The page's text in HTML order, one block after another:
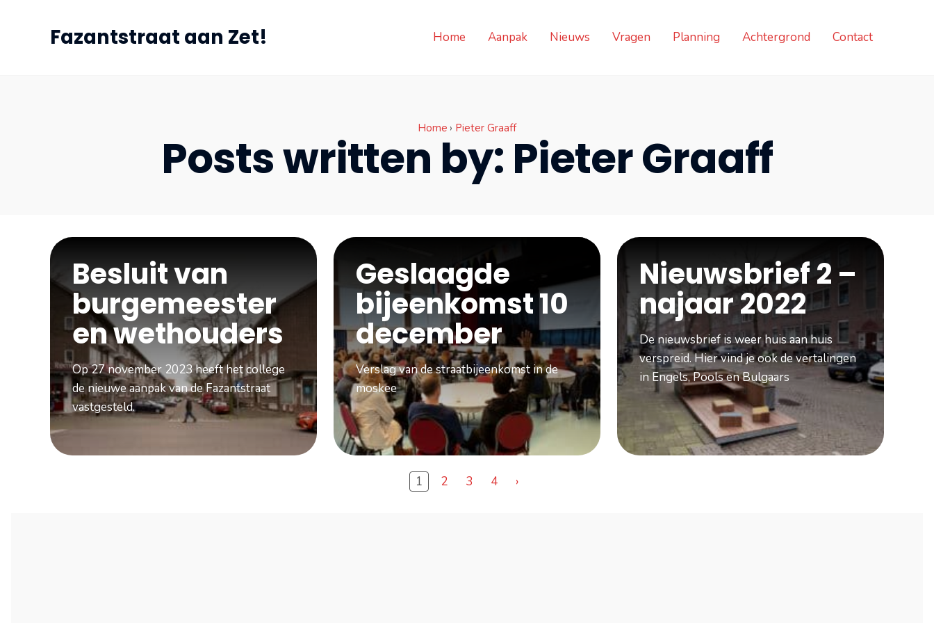
Fazantstraat aan Zet! Home Aanpak Nieuws Vragen Planning Achtergrond Contact
Home › Pieter Graaff
Posts written by: Pieter Graaff
Besluit van
burgemeester
en wethouders
Op 27 november 2023 heeft het college
de nieuwe aanpak van de Fazantstraat
vastgesteld.
Geslaagde
bijeenkomst 10
december
Verslag van de straatbijeenkomst in de
moskee
Nieuwsbrief 2 –
najaar 2022
De nieuwsbrief is weer huis aan huis
verspreid. Hier vind je ook de vertalingen
in Engels, Pools en Bulgaars
1 2 3 4 ›